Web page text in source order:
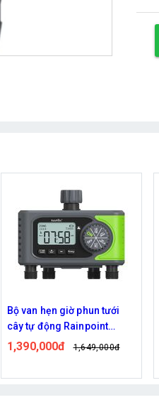
Bộ van hẹn giờ phun tưới
cây tự động Rainpoint
ITV405
1,390,000đ 1,649,000đ